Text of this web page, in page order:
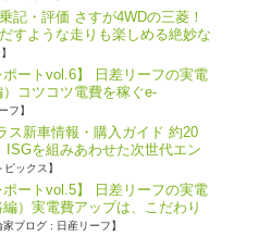
記・評価 さすが4WDの三菱！
すような走りも楽しめる絶妙な
ポートvol.6】 日差リーフの実電
コツコツ電費を稼ぐe-
フ】
ス新車情報・購入ガイド 約20
ISGを組みあわせた次世代エン
ピックス】
ポートvol.5】 日差リーフの実電
）実電費アップは、こだわり
家ブログ : 日産リーフ】